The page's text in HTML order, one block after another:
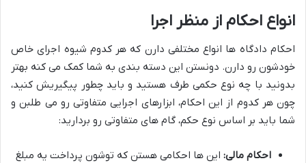
انواع احکام از منظر اجرا
احکام دادگاه ها انواع مختلفی دارن که هر کدوم شیوه اجرای خاص
خودشون رو دارن. دونستن این دسته بندی به شما کمک می کنه بهتر
بدونید با چه نوع حکمی طرف هستید و باید چطور پیگیریش کنید،
چون هر کدوم از این احکام، ابزارهای اجرایی متفاوتی رو می طلبن و
شما باید بر اساس نوع حکم، گام های متفاوتی رو بردارید:
احکام مالی: این ها احکامی هستن که توشون پرداخت یه مبلغ